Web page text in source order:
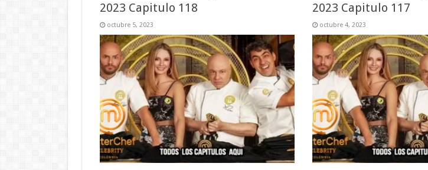
2023 Capitulo 118
octubre 5, 2023
2023 Capitulo 117
octubre 4, 2023